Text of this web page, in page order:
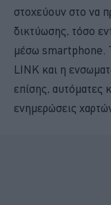
στοχεύουν στο να
δικτύωσης, τόσο
μέσω smartphone.
LINK και η
επίσης, αυτόματες
ενημερώσεις